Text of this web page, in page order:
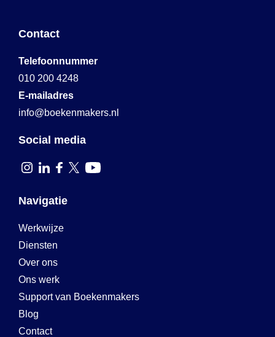
Contact
Telefoonnummer
010 200 4248
E-mailadres
info@boekenmakers.nl
Social media
Navigatie
Werkwijze
Diensten
Over ons
Ons werk
Support van Boekenmakers
Blog
Contact